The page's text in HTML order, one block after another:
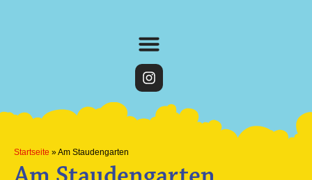
Startseite »Am Staudengarten